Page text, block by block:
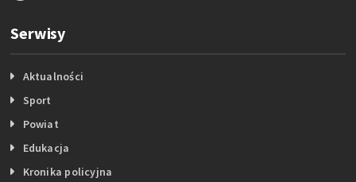
Serwisy
Aktualności
Sport
Powiat
Edukacja
Kronika policyjna